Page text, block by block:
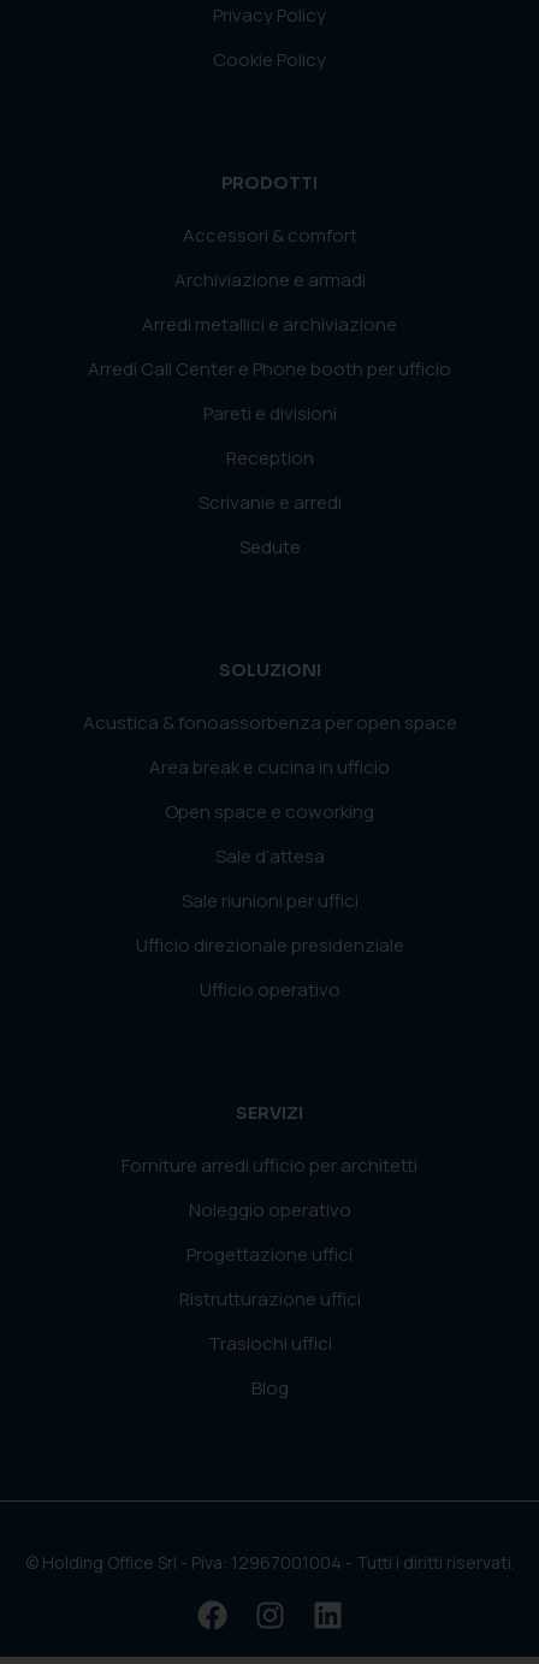
Privacy Policy
Cookie Policy
PRODOTTI
Accessori & comfort
Archiviazione e armadi
Arredi metallici e archiviazione
Arredi Call Center e Phone booth per ufficio
Pareti e divisioni
Reception
Scrivanie e arredi
Sedute
SOLUZIONI
Acustica & fonoassorbenza per open space
Area break e cucina in ufficio
Open space e coworking
Sale d’attesa
Sale riunioni per uffici
Ufficio direzionale presidenziale
Ufficio operativo
SERVIZI
Forniture arredi ufficio per architetti
Noleggio operativo
Progettazione uffici
Ristrutturazione uffici
Traslochi uffici
Blog
© Holding Office Srl - Piva: 12967001004 - Tutti i diritti riservati.